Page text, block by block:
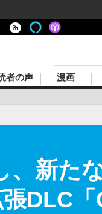
者の声 漫画
新た
DLC